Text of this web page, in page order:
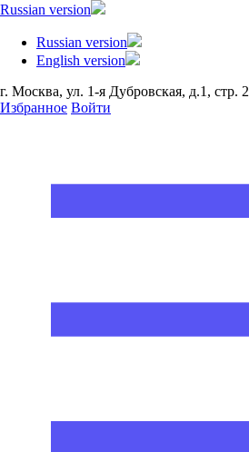
Russian version
Russian version
English version
г. Москва, ул. 1-я Дубровская, д.1, стр. 2
Избранное Войти